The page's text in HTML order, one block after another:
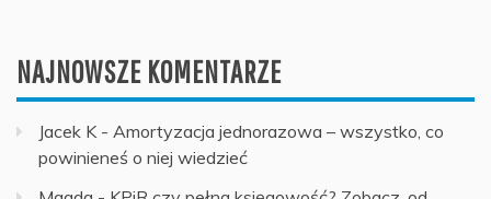
NAJNOWSZE KOMENTARZE
Jacek K- Amortyzacja jednorazowa – wszystko, co
powinieneś o niej wiedzieć